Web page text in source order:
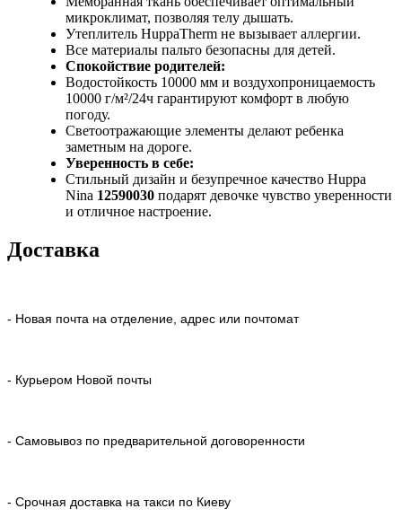
микроклимат, позволяя телу дышать.
Утеплитель HuppaTherm не вызывает аллергии.
Все материалы пальто безопасны для детей.
Спокойствие родителей:
Водостойкость 10000 мм и воздухопроницаемость
10000 г/м²/24ч гарантируют комфорт в любую
погоду.
Светоотражающие элементы делают ребенка
заметным на дороге.
Уверенность в себе:
Стильный дизайн и безупречное качество Huppa
Nina 12590030 подарят девочке чувство уверенности
и отличное настроение.
Доставка
- Новая почта на отделение, адрес или почтомат
- Курьером Новой почты
- Самовывоз по предварительной договоренности
- Срочная доставка на такси по Киеву